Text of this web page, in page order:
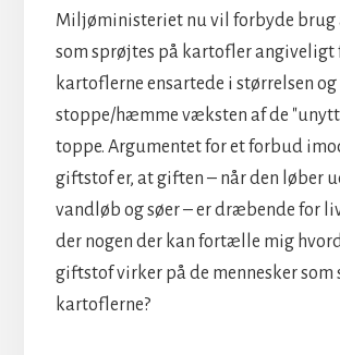
Miljøministeriet nu vil forbyde brug
som sprøjtes på kartofler angiveligt
kartoflerne ensartede i størrelsen
stoppe/hæmme væksten af de
toppe. Argumentet for et forbud
giftstof er, at giften – når den løber
vandløb og søer – er dræbende for
der nogen der kan fortælle mig
giftstof virker på de mennesker som
kartoflerne?